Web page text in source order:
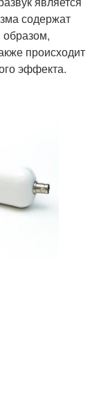
содержат
образом,
происходит
эффекта.